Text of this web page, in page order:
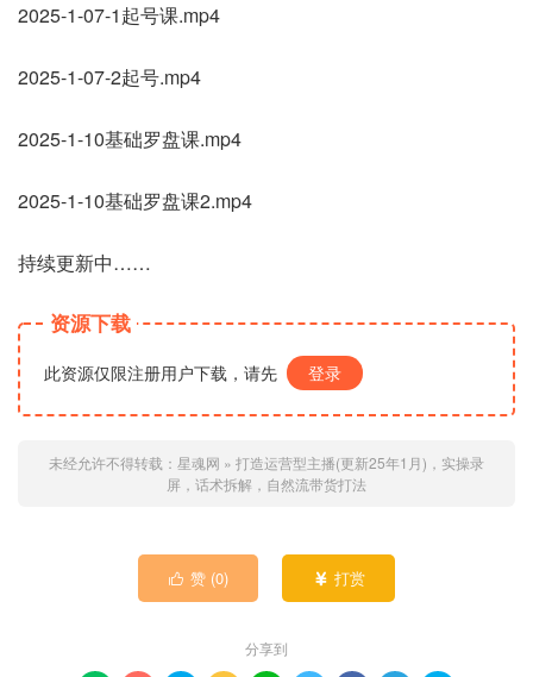
2025-1-07-1起号课.mp4
2025-1-07-2起号.mp4
2025-1-10基础罗盘课.mp4
2025-1-10基础罗盘课2.mp4
持续更新中……
资源下载
此资源仅限注册用户下载，请先 登录
未经允许不得转载： 星魂网 » 打造运营型主播(更新25年1月)，实操录
屏，话术拆解，自然流带货打法
 赞 (0)  打赏
分享到